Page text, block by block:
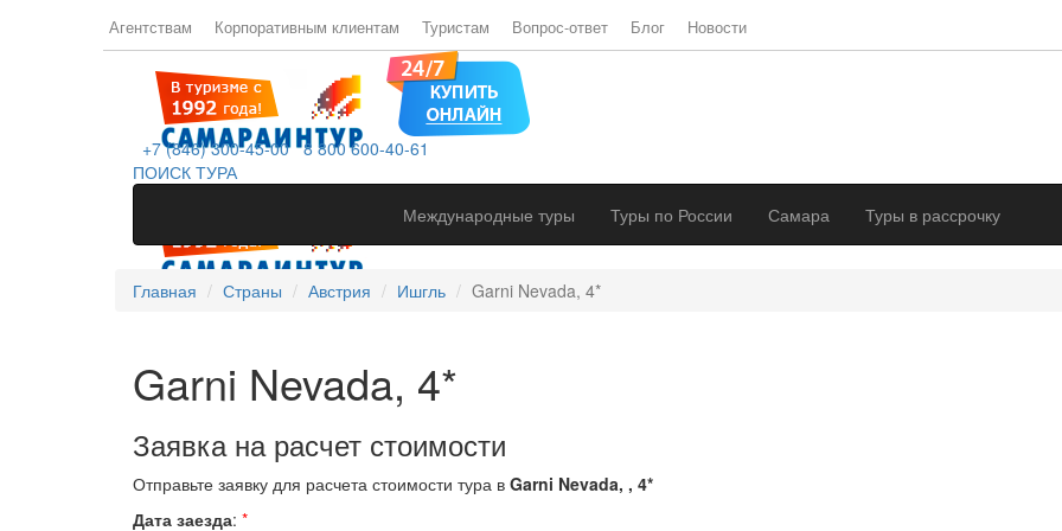
Агентствам Корпоративным клиентам Туристам Вопрос-ответ Блог Новости
+7 (846) 300-45-00 8 800 600-40-61
ПОИСК ТУРА
Международные туры
Туры по России Самара Туры в рассрочку
Главная Страны Австрия Ишгль Garni Nevada, 4*
Garni Nevada, 4*
Заявка на расчет стоимости
Отправьте заявку для расчета стоимости тура в Garni Nevada, , 4*
Дата заезда: *